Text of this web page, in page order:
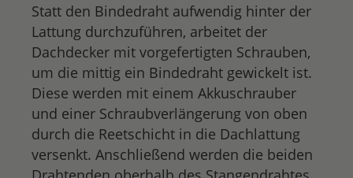
Statt den Bindedraht aufwendig hinter der
Lattung durchzuführen, arbeitet der
Dachdecker mit vorgefertigten Schrauben,
um die mittig ein Bindedraht gewickelt ist.
Diese werden mit einem Akkuschrauber
und einer Schraubverlängerung von oben
durch die Reetschicht in die Dachlattung
versenkt. Anschließend werden die beiden